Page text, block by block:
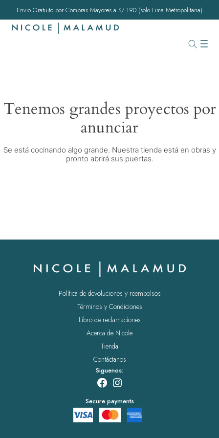
Envio Gratuito por Compras Mayores a S/ 190 (solo Lima Metropolitana)
Tenemos grandes proyectos por
anunciar
Se está cocinando algo grande. Nuestra tienda está en obras y
pronto abrirá sus puertas.
Política de devoluciones y reembolsos
Términos y Condiciones
Libro de reclamaciones
Acerca de Nicole
Tienda
Contáctanos
Siguenos:
Facebook Instagram
Secure payments